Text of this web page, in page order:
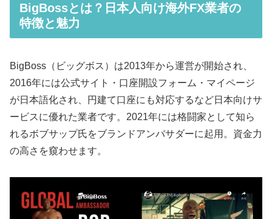
BigBossとは？日本人向け海外FX業者の
特徴と魅力
BigBoss（ビッグボス）は2013年から運営が開始され、
2016年には公式サイト・口座開設フォーム・マイページ
が日本語化され、円建て口座にも対応するなど日本向けサ
ービスに優れた業者です。2021年には格闘家として知ら
れるボブサップ氏をブランドアンバサダーに起用。資金力
の高さを窺わせます。